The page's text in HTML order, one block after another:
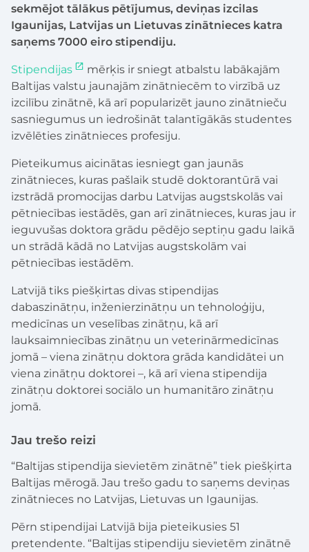
sekmējot tālākus pētījumus, deviņas izcilas
Igaunijas, Latvijas un Lietuvas zinātnieces katra
saņems 7000 eiro stipendiju.
Stipendijas
mērķis ir sniegt atbalstu labākajām
Baltijas valstu jaunajām zinātniecēm to virzībā uz
izcilību zinātnē, kā arī popularizēt jauno zinātnieču
sasniegumus un iedrošināt talantīgākās studentes
izvēlēties zinātnieces profesiju.
Pieteikumus aicinātas iesniegt gan jaunās
zinātnieces, kuras pašlaik studē doktorantūrā vai
izstrādā promocijas darbu Latvijas augstskolās vai
pētniecības iestādēs, gan arī zinātnieces, kuras jau ir
ieguvušas doktora grādu pēdējo septiņu gadu laikā
un strādā kādā no Latvijas augstskolām vai
pētniecības iestādēm.
Latvijā tiks piešķirtas divas stipendijas
dabaszinātņu, inženierzinātņu un tehnoloģiju,
medicīnas un veselības zinātņu, kā arī
lauksaimniecības zinātņu un veterinārmedicīnas
jomā – viena zinātņu doktora grāda kandidātei un
viena zinātņu doktorei –, kā arī viena stipendija
zinātņu doktorei sociālo un humanitāro zinātņu
jomā.
Jau trešo reizi
“Baltijas stipendija sievietēm zinātnē” tiek piešķirta
Baltijas mērogā. Jau trešo gadu to saņems deviņas
zinātnieces no Latvijas, Lietuvas un Igaunijas.
Pērn stipendijai Latvijā bija pieteikusies 51
pretendente. “Baltijas stipendiju sievietēm zinātnē